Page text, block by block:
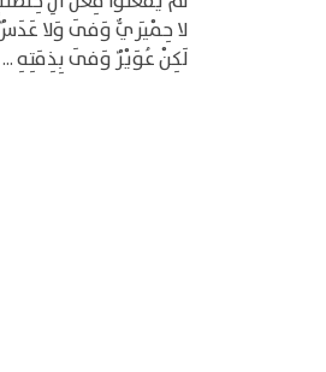
لا حِمْيَريٌّ وَفَى وَلا عَدَسٌ
لَكِنْ عُوَيْرٌ وَفَى بِذِمَتِهِ ...